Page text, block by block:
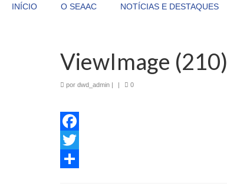
INÍCIO O SEAAC NOTÍCIAS E DESTAQUES
ViewImage (210)
por dwd_admin | | 0
Facebook
Twitter